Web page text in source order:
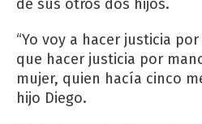
de sus otros dos hijos.
“Yo voy a hacer justicia
que hacer justicia por
mujer, quien hacía cinco
hijo Diego.